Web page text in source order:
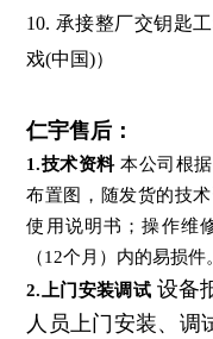
10. 承接整厂交钥匙
戏(中国)）
仁宇售后：
1.技术资料 本公司根
布置图，随发货的技
使用说明书；操作维
（12个月）内的易损件
2. 上门安装调试 设备
人员上门安装、调